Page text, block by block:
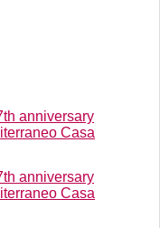
anniversary
Casa
anniversary
Casa